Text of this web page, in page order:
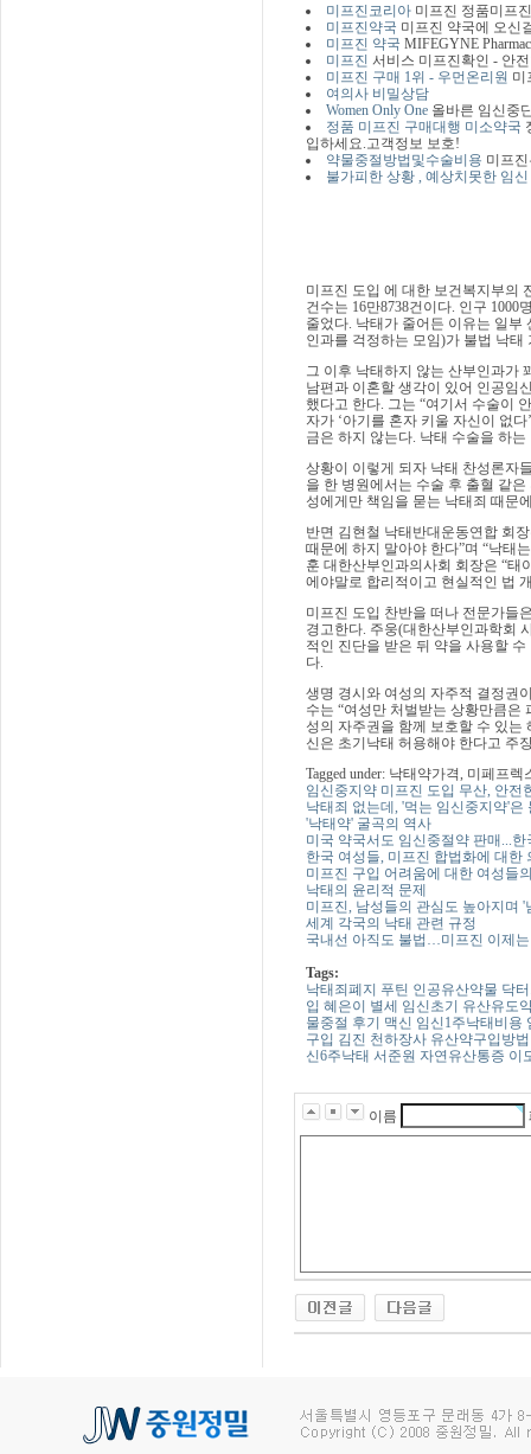
미프진코리아미프진 정품미프
미프진약국 미프진 약국에 오신
미프진 약국 MIFEGYNE
미프진 서비스 미프진확인 - 안
미프진 구매 1위 - 우먼온리원 미
여의사 비밀상담
Women Only One올바른 임신중
정품 미프진 구매대행 미소약국
입하세요.고객정보 보호!
약물중절방법및수술비용 미프
불가피한 상황 , 예상치못한 임신
미프진 도입 에 대한 보건복지부의
건수는 16만8738건이다. 인구 1000
줄었다. 낙태가 줄어든 이유는 일부
인과를 걱정하는 모임)가 불법 낙태
그 이후 낙태하지 않는 산부인과가
남편과 이혼할 생각이 있어 인공임
했다고 한다. 그는 “여기서 수술이
자가 ‘아기를 혼자 키울 자신이 없
금은 하지 않는다. 낙태 수술을 하
상황이 이렇게 되자 낙태 찬성론자
을 한 병원에서는 수술 후 출혈 같
성에게만 책임을 묻는 낙태죄 때문
반면 김현철 낙태반대운동연합 회
때문에 하지 말아야 한다”며 “낙태
훈 대한산부인과의사회 회장은 “태
에야말로 합리적이고 현실적인 법
미프진 도입 찬반을 떠나 전문가들
경고한다. 주웅(대한산부인과학회
적인 진단을 받은 뒤 약을 사용할
다.
생명 경시와 여성의 자주적 결정권
수는 “여성만 처벌받는 상황만큼은
성의 자주권을 함께 보호할 수 있는
신은 초기낙태 허용해야 한다고 주
Tagged under: 낙태약가격, 미페프
임신중지약 미프진 도입 무산, 안전
낙태죄 없는데, '먹는 임신중지약'은
'낙태약' 굴곡의 역사
미국 약국서도 임신중절약 판매...한
한국 여성들, 미프진 합법화에 대한
미프진 구입 어려움에 대한 여성들
낙태의 윤리적 문제
미프진, 남성들의 관심도 높아지며 '
세계 각국의 낙태 관련 규정
국내선 아직도 불법…미프진 이제
Tags:
낙태죄폐지 푸틴 인공유산약물 닥
입 혜은이 별세 임신초기 유산유도
물중절 후기 맥신 임신1주낙태비용
구입 김진 천하장사 유산약구입방법
신6주낙태 서준원 자연유산통증 이
이름